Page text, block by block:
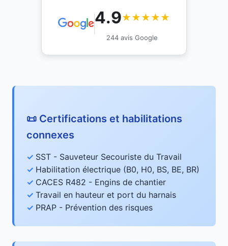
4.9★★★★★
244 avis Google
📜 Certifications et habilitations
connexes
SST - Sauveteur Secouriste du Travail
Habilitation électrique (B0, H0, BS, BE, BR)
CACES R482 - Engins de chantier
Travail en hauteur et port du harnais
PRAP - Prévention des risques